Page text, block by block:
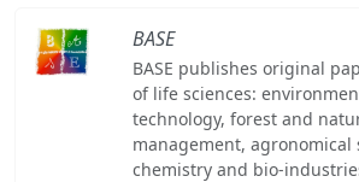
BASE
BASE publishes original
of life sciences:
technology, forest and
management, agronomical
chemistry and bio-